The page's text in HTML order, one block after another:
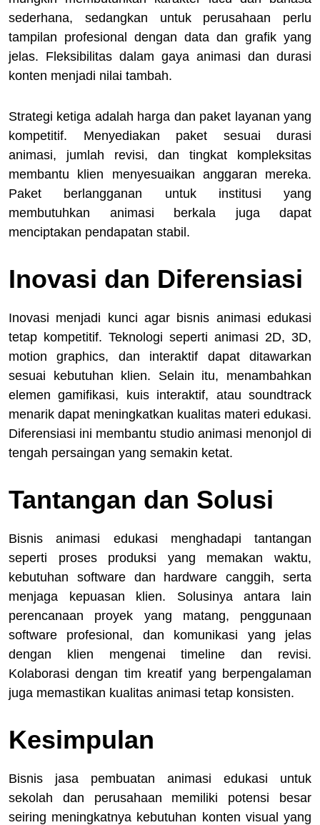
sederhana, sedangkan untuk perusahaan perlu
tampilan profesional dengan data dan grafik yang
jelas. Fleksibilitas dalam gaya animasi dan durasi
konten menjadi nilai tambah.
Strategi ketiga adalah harga dan paket layanan yang
kompetitif. Menyediakan paket sesuai durasi
animasi, jumlah revisi, dan tingkat kompleksitas
membantu klien menyesuaikan anggaran mereka.
Paket berlangganan untuk institusi yang
membutuhkan animasi berkala juga dapat
menciptakan pendapatan stabil.
Inovasi dan Diferensiasi
Inovasi menjadi kunci agar bisnis animasi edukasi
tetap kompetitif. Teknologi seperti animasi 2D, 3D,
motion graphics, dan interaktif dapat ditawarkan
sesuai kebutuhan klien. Selain itu, menambahkan
elemen gamifikasi, kuis interaktif, atau soundtrack
menarik dapat meningkatkan kualitas materi edukasi.
Diferensiasi ini membantu studio animasi menonjol di
tengah persaingan yang semakin ketat.
Tantangan dan Solusi
Bisnis animasi edukasi menghadapi tantangan
seperti proses produksi yang memakan waktu,
kebutuhan software dan hardware canggih, serta
menjaga kepuasan klien. Solusinya antara lain
perencanaan proyek yang matang, penggunaan
software profesional, dan komunikasi yang jelas
dengan klien mengenai timeline dan revisi.
Kolaborasi dengan tim kreatif yang berpengalaman
juga memastikan kualitas animasi tetap konsisten.
Kesimpulan
Bisnis jasa pembuatan animasi edukasi untuk
sekolah dan perusahaan memiliki potensi besar
seiring meningkatnya kebutuhan konten visual yang